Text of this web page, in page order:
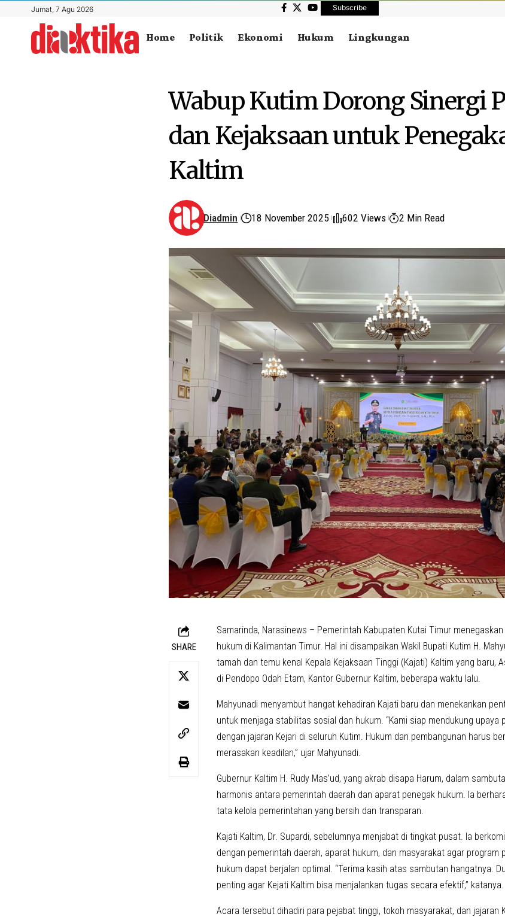
Jumat, 7 Agu 2026 Subscribe
Home Politik Ekonomi Hukum Lingkungan
Wabup Kutim Dorong Sinergi
dan Kejaksaan untuk
Kaltim
Diadmin 18 November 2025 602 Views 2 Min Read
SHARE
Samarinda, Narasinews – Pemerintah Kabupaten Kutai Timur
hukum di Kalimantan Timur. Hal ini disampaikan Wakil Bupati Kutim H.
tamah dan temu kenal Kepala Kejaksaan Tinggi (Kajati) Kaltim yang baru,
di Pendopo Odah Etam, Kantor Gubernur Kaltim, beberapa waktu lalu.
Mahyunadi menyambut hangat kehadiran Kajati baru dan menekankan
untuk menjaga stabilitas sosial dan hukum. “Kami siap mendukung
dengan jajaran Kejari di seluruh Kutim. Hukum dan pembangunan harus
merasakan keadilan,” ujar Mahyunadi.
Gubernur Kaltim H. Rudy Mas’ud, yang akrab disapa Harum, dalam
harmonis antara pemerintah daerah dan aparat penegak hukum. Ia
tata kelola pemerintahan yang bersih dan transparan.
Kajati Kaltim, Dr. Supardi, sebelumnya menjabat di tingkat pusat. Ia
dengan pemerintah daerah, aparat hukum, dan masyarakat agar program
hukum dapat berjalan optimal. “Terima kasih atas sambutan hangatnya.
penting agar Kejati Kaltim bisa menjalankan tugas secara efektif,” katanya.
Acara tersebut dihadiri para pejabat tinggi, tokoh masyarakat, dan jajaran